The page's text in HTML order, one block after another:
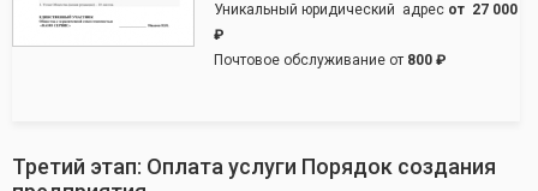
Уникальный юридический адрес от 27 000
₽
Почтовое обслуживание от 800 ₽
Третий этап: Оплата услуги Порядок создания